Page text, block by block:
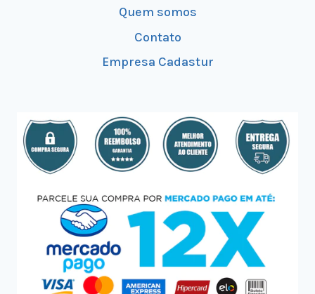
Quem somos
Contato
Empresa Cadastur